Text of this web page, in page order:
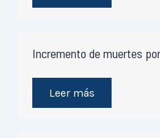
Incremento de muertes
Leer más